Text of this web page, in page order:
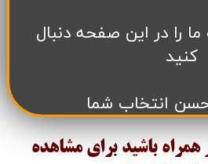
را در این صفحه دنبال
کنید
حسن انتخاب شما
همراه باشید برای مشاهده